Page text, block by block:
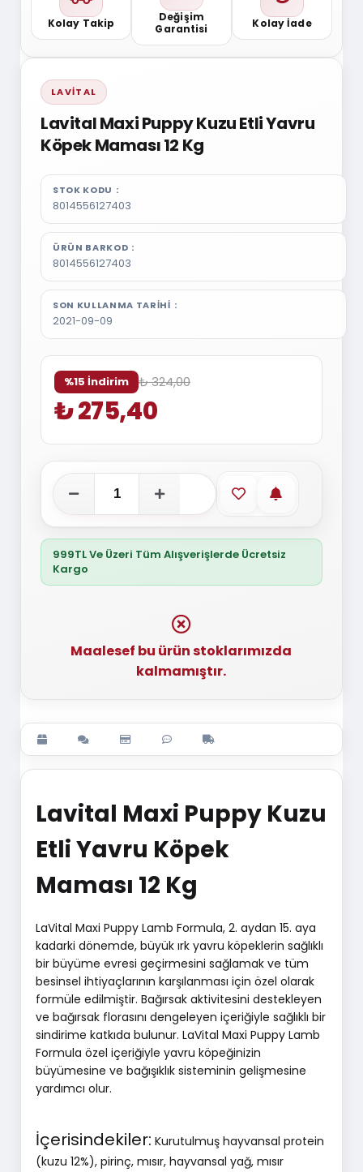
Kolay Takip
Değişim
Garantisi
Kolay İade
LAVITAL
Lavital Maxi Puppy Kuzu Etli Yavru
Köpek Maması 12 Kg
STOK KODU
8014556127403
ÜRÜN BARKOD
8014556127403
SON KULLANMA TARIHI
2021-09-09
%15 İndirim ₺ 324,00
₺ 275,40
Favorilere ekle
Stoğa
999TL Ve Üzeri Tüm Alışverişlerde Ücretsiz
Kargo
Maalesef bu ürün stoklarımızda
kalmamıştır.
Lavital Maxi Puppy Kuzu
Etli Yavru Köpek
Maması 12 Kg
LaVital Maxi Puppy Lamb Formula, 2. aydan 15. aya
kadarki dönemde, büyük ırk yavru köpeklerin sağlıklı
bir büyüme evresi geçirmesini sağlamak ve tüm
besinsel ihtiyaçlarının karşılanması için özel olarak
formüle edilmiştir. Bağırsak aktivitesini destekleyen
ve bağırsak florasını dengeleyen içeriğiyle sağlıklı bir
sindirime katkıda bulunur. LaVital Maxi Puppy Lamb
Formula özel içeriğiyle yavru köpeğinizin
büyümesine ve bağışıklık sisteminin gelişmesine
yardımcı olur.
İçerisindekiler: Kurutulmuş hayvansal protein
(kuzu 12%), pirinç, mısır, hayvansal yağ, mısır